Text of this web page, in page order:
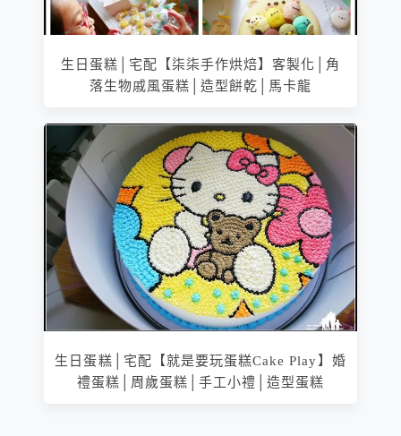
生日蛋糕│宅配【柒柒手作烘焙】客製化│角
落生物戚風蛋糕│造型餅乾│馬卡龍
生日蛋糕│宅配【就是要玩蛋糕Cake Play】婚
禮蛋糕│周歲蛋糕│手工小禮│造型蛋糕